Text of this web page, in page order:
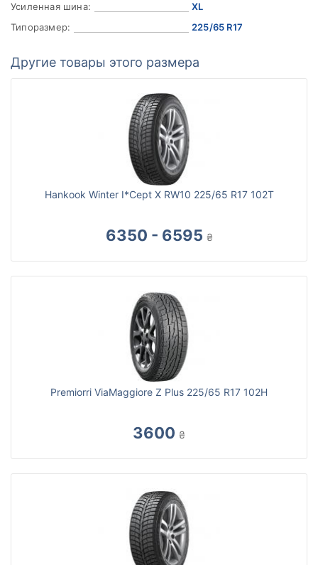
Усиленная шина:
XL
Типоразмер:
225/65 R17
Другие товары этого размера
Hankook Winter I*Cept X RW10 225/65 R17 102T
6350 - 6595 ₴
Premiorri ViaMaggiore Z Plus 225/65 R17 102H
3600 ₴